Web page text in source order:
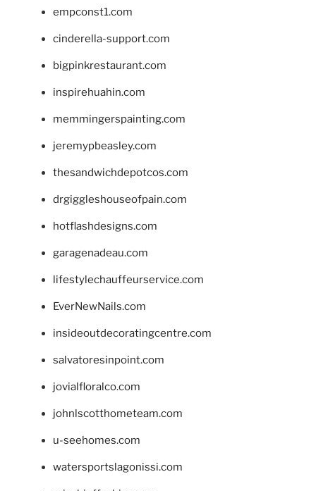
empconst1.com
cinderella-support.com
bigpinkrestaurant.com
inspirehuahin.com
memmingerspainting.com
jeremypbeasley.com
thesandwichdepotcos.com
drgiggleshouseofpain.com
hotflashdesigns.com
garagenadeau.com
lifestylechauffeurservice.com
EverNewNails.com
insideoutdecoratingcentre.com
salvatoresinpoint.com
jovialfloralco.com
johnlscotthometeam.com
u-seehomes.com
watersportslagonissi.com